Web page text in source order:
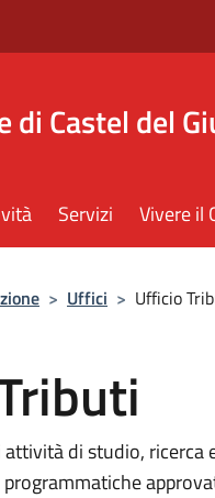
di Castel del
Servizi Vivere il
> Uffici > Ufficio
attività di studio,